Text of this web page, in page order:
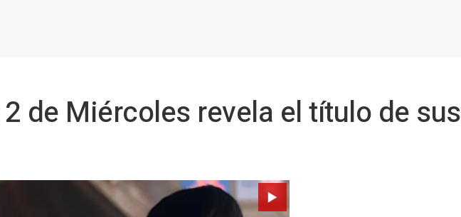
de Miércoles revela el título de sus